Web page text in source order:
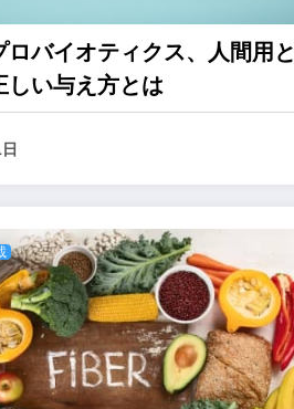
ロバイオティクス、人間用と
しい与え方とは